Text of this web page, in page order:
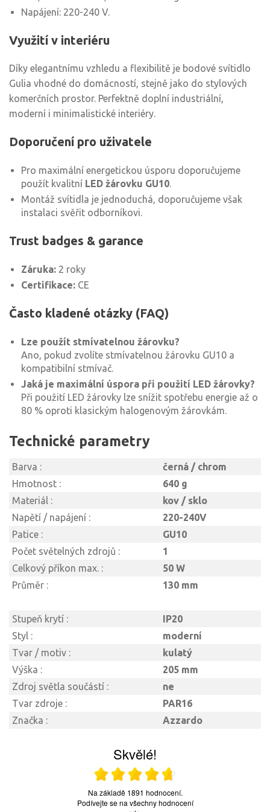
Napájení: 220-240 V.
Využití v interiéru
Díky elegantnímu vzhledu a flexibilitě je bodové svítidlo
Gulia vhodné do domácností, stejně jako do stylových
komerčních prostor. Perfektně doplní industriální,
moderní i minimalistické interiéry.
Doporučení pro uživatele
Pro maximální energetickou úsporu doporučujeme
použít kvalitní LED žárovku GU10.
Montáž svítidla je jednoduchá, doporučujeme však
instalaci svěřit odborníkovi.
Trust badges & garance
Záruka: 2 roky
Certifikace: CE
Často kladené otázky (FAQ)
Lze použít stmívatelnou žárovku?
Ano, pokud zvolíte stmívatelnou žárovku GU10 a
kompatibilní stmívač.
Jaká je maximální úspora při použití LED žárovky?
Při použití LED žárovky lze snížit spotřebu energie až o
80 % oproti klasickým halogenovým žárovkám.
Technické parametry
Barva :
černá / chrom
Hmotnost :
640 g
Materiál :
kov / sklo
Napětí / napájení :
220-240V
Patice :
GU10
Počet světelných zdrojů :
1
Celkový příkon max. :
50 W
Průměr :
130 mm
Stupeň krytí :
IP20
Styl :
moderní
Tvar / motiv :
kulatý
Výška :
205 mm
Zdroj světla součástí :
ne
Tvar zdroje :
PAR16
Značka :
Azzardo